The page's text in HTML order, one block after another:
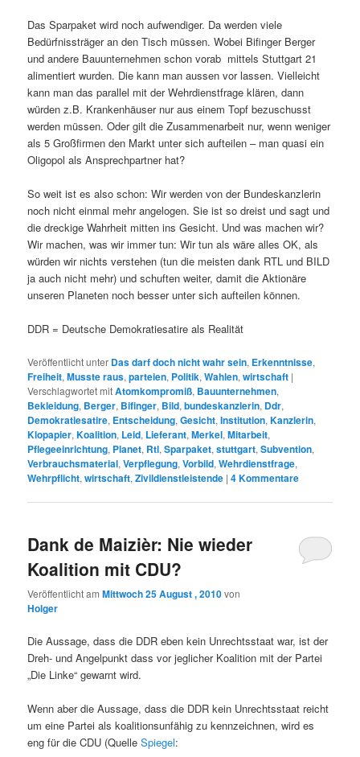
Das Sparpaket wird noch aufwendiger. Da werden viele
Bedürfnissträger an den Tisch müssen. Wobei Bifinger Berger
und andere Bauunternehmen schon vorab mittels Stuttgart 21
alimentiert wurden. Die kann man aussen vor lassen. Vielleicht
kann man das parallel mit der Wehrdienstfrage klären, dann
würden z.B. Krankenhäuser nur aus einem Topf bezuschusst
werden müssen. Oder gilt die Zusammenarbeit nur, wenn weniger
als 5 Großfirmen den Markt unter sich aufteilen – man quasi ein
Oligopol als Ansprechpartner hat?
So weit ist es also schon: Wir werden von der Bundeskanzlerin
noch nicht einmal mehr angelogen. Sie ist so dreist und sagt und
die dreckige Wahrheit mitten ins Gesicht. Und was machen wir?
Wir machen, was wir immer tun: Wir tun als wäre alles OK, als
würden wir nichts verstehen (tun die meisten dank RTL und BILD
ja auch nicht mehr) und schuften weiter, damit die Aktionäre
unseren Planeten noch besser unter sich aufteilen können.
DDR = Deutsche Demokratiesatire als Realität
Veröffentlicht unter Das darf doch nicht wahr sein, Erkenntnisse,
Freiheit,Musste raus,parteien, Politik,Wahlen,wirtschaft |
Verschlagwortet mitAtomkompromiß, Bauunternehmen,
Bekleidung, Berger, Bifinger, Bild,bundeskanzlerin, Ddr,
Demokratiesatire, Entscheidung,Gesicht,Institution,Kanzlerin,
Klopapier,Koalition, Leid, Lieferant,Merkel,Mitarbeit,
Pflegeeinrichtung, Planet, Rtl,Sparpaket,stuttgart,Subvention,
Verbrauchsmaterial,Verpflegung,Vorbild,Wehrdienstfrage,
Wehrpflicht,wirtschaft,Zivildienstleistende |4Kommentare
Dank de Maizièr: Nie wieder
Koalition mit CDU?
Veröffentlicht amMittwoch 25 August , 2010von
Holger
Die Aussage, dass die DDR eben kein Unrechtsstaat war, ist der
Dreh- und Angelpunkt dass vor jeglicher Koalition mit der Partei
„Die Linke“ gewarnt wird.
Wenn aber die Aussage, dass die DDR kein Unrechtsstaat reicht
um eine Partei als koalitionsunfähig zu kennzeichnen, wird es
eng für die CDU (QuelleSpiegel: